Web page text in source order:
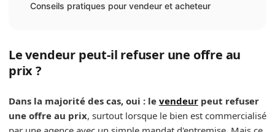
Conseils pratiques pour vendeur et acheteur
Le vendeur peut-il refuser une offre au
prix ?
Dans la majorité des cas, oui : le vendeur peut refuser
une offre au prix, surtout lorsque le bien est commercialisé